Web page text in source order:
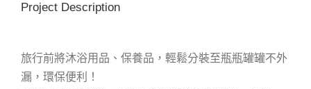
Project Description
旅行前將沐浴用品、保養品，輕鬆分裝至瓶瓶罐罐不外
漏，環保便利！